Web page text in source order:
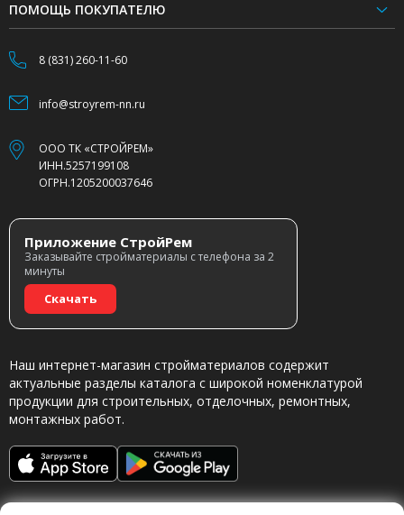
ПОМОЩЬ ПОКУПАТЕЛЮ
8 (831) 260-11-60
info@stroyrem-nn.ru
ООО ТК «СТРОЙРЕМ»
ИНН.5257199108
ОГРН.1205200037646
Приложение СтройРем
Заказывайте стройматериалы с телефона за 2
минуты
Скачать
Наш интернет-магазин стройматериалов содержит
актуальные разделы каталога с широкой номенклатурой
продукции для строительных, отделочных, ремонтных,
монтажных работ.